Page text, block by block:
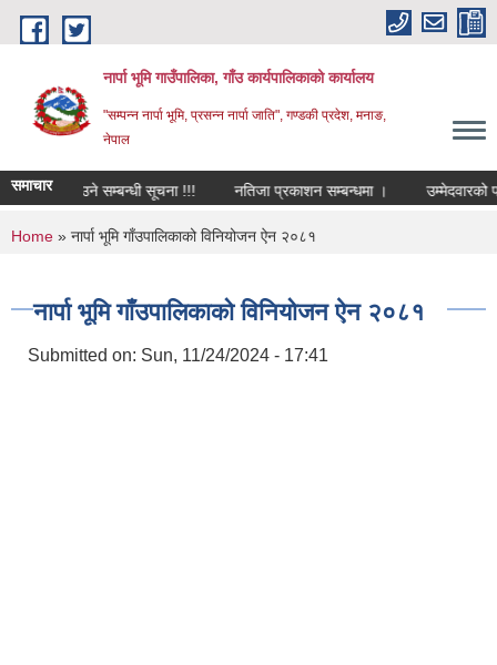
Skip to main content
नार्पा भूमि गाउँपालिका, गाँउ कार्यपालिकाको कार्यालय
"सम्पन्न नार्पा भूमि, प्रसन्न नार्पा जाति", गण्डकी प्रदेश, मनाङ,
नेपाल
समाचार
दर्ता गराउने सम्बन्धी सूचना !!! नतिजा प्रकाशन सम्बन्धमा । उम्मेदवारको
You are here
Home » नार्पा भूमि गाँउपालिकाको विनियोजन ऐन २०८१
नार्पा भूमि गाँउपालिकाको विनियोजन ऐन २०८१
Submitted on: Sun, 11/24/2024 - 17:41